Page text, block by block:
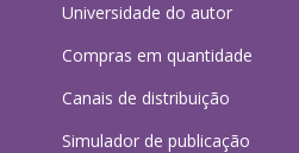
Universidade do autor
Compras em quantidade
Canais de distribuição
Simulador de publicação